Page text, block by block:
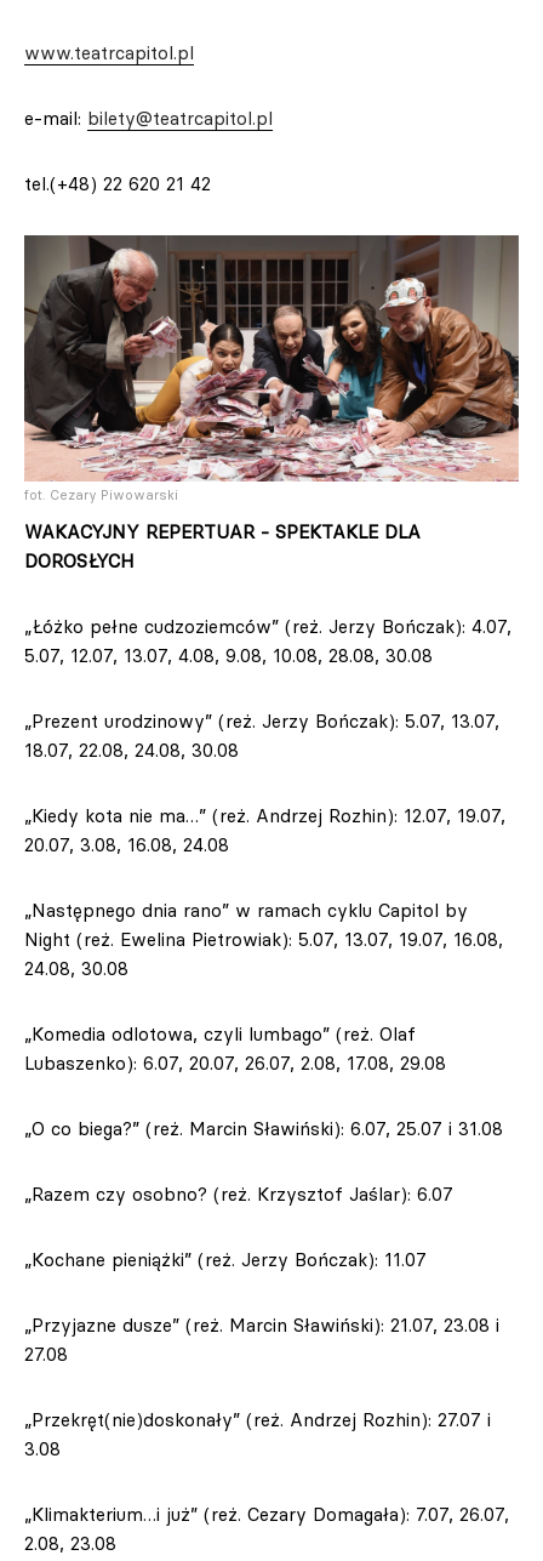
www.teatrcapitol.pl
e-mail: bilety@teatrcapitol.pl
tel.(+48) 22 620 21 42
fot. Cezary Piwowarski
WAKACYJNY REPERTUAR - SPEKTAKLE DLA
DOROSŁYCH
„Łóżko pełne cudzoziemców” (reż. Jerzy Bończak): 4.07,
5.07, 12.07, 13.07, 4.08, 9.08, 10.08, 28.08, 30.08
„Prezent urodzinowy” (reż. Jerzy Bończak): 5.07, 13.07,
18.07, 22.08, 24.08, 30.08
„Kiedy kota nie ma…” (reż. Andrzej Rozhin): 12.07, 19.07,
20.07, 3.08, 16.08, 24.08
„Następnego dnia rano” w ramach cyklu Capitol by
Night (reż. Ewelina Pietrowiak): 5.07, 13.07, 19.07, 16.08,
24.08, 30.08
„Komedia odlotowa, czyli lumbago” (reż. Olaf
Lubaszenko): 6.07, 20.07, 26.07, 2.08, 17.08, 29.08
„O co biega?” (reż. Marcin Sławiński): 6.07, 25.07 i 31.08
„Razem czy osobno? (reż. Krzysztof Jaślar): 6.07
„Kochane pieniążki” (reż. Jerzy Bończak): 11.07
„Przyjazne dusze” (reż. Marcin Sławiński): 21.07, 23.08 i
27.08
„Przekręt(nie)doskonały” (reż. Andrzej Rozhin): 27.07 i
3.08
„Klimakterium…i już” (reż. Cezary Domagała): 7.07, 26.07,
2.08, 23.08